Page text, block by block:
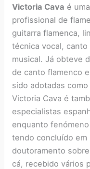
Victoria Cava é
profissional de
guitarra flamenca,
técnica vocal, canto
musical. Já obteve
de canto flamenco
sido adotadas
Victoria Cava é
especialistas
enquanto
tendo concluído em
doutoramento
cá, recebido vários